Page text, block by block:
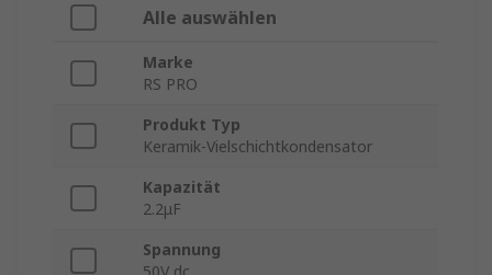
Alle auswählen
Marke
RS PRO
Produkt Typ
Keramik-Vielschichtkondensator
Kapazität
2.2μF
Spannung